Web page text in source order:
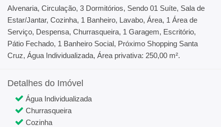
Alvenaria, Circulação, 3 Dormitórios, Sendo 01 Suíte, Sala de
Estar/Jantar, Cozinha, 1 Banheiro, Lavabo, Área, 1 Área de
Serviço, Despensa, Churrasqueira, 1 Garagem, Escritório,
Pátio Fechado, 1 Banheiro Social, Próximo Shopping Santa
Cruz, Água Individualizada, Área privativa: 250,00 m².
Detalhes do Imóvel
Água Individualizada
Churrasqueira
Cozinha